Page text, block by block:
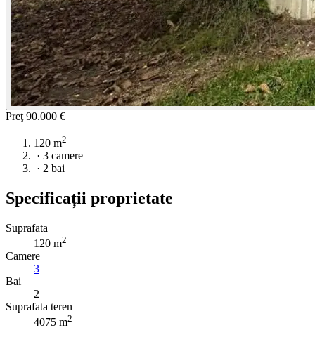
Preţ 90.000 €
120 m2
· 3 camere
· 2 bai
Specificații proprietate
Suprafata
120 m2
Camere
3
Bai
2
Suprafata teren
4075 m2